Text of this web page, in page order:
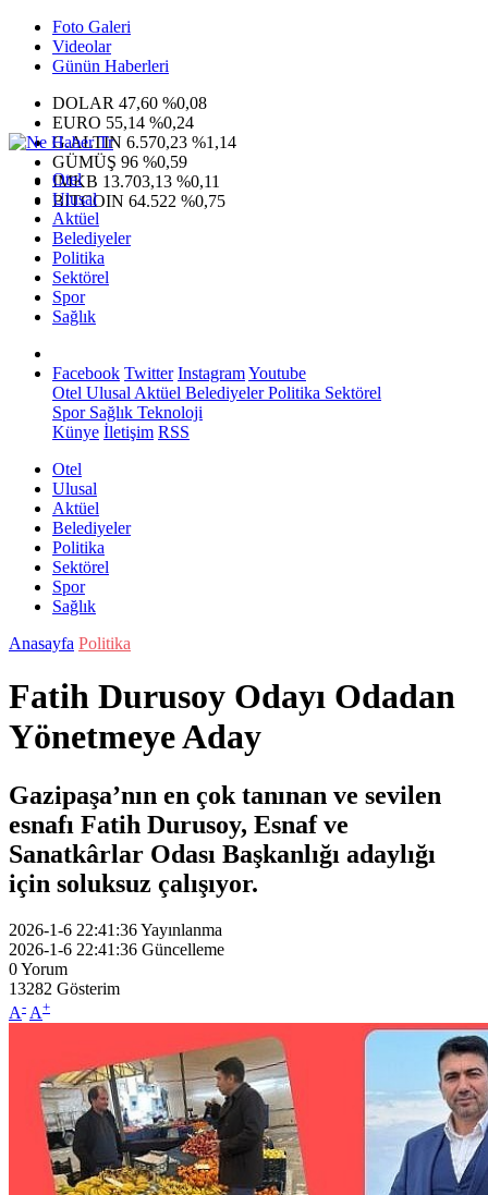
Foto Galeri
Videolar
Günün Haberleri
DOLAR 47,60 %0,08
EURO 55,14 %0,24
G.ALTIN 6.570,23 %1,14
GÜMÜŞ 96 %0,59
IMKB 13.703,13 %0,11
BITCOIN 64.522 %0,75
Otel
Ulusal
Aktüel
Belediyeler
Politika
Sektörel
Spor
Sağlık
Facebook Twitter InstagramYoutube
Otel Ulusal Aktüel BelediyelerPolitika Sektörel
SporSağlık Teknoloji
Künye İletişim RSS
Otel
Ulusal
Aktüel
Belediyeler
Politika
Sektörel
Spor
Sağlık
Anasayfa Politika
Fatih Durusoy Odayı Odadan
Yönetmeye Aday
Gazipaşa’nın en çok tanınan ve sevilen
esnafı Fatih Durusoy, Esnaf ve
Sanatkârlar Odası Başkanlığı adaylığı
için soluksuz çalışıyor.
2026-1-6 22:41:36Yayınlanma
2026-1-6 22:41:36 Güncelleme
0Yorum
13282 Gösterim
A- A+